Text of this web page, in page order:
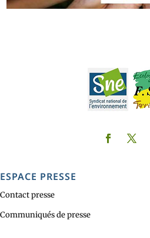
ESPACE PRESSE
Contact presse
Communiqués de presse